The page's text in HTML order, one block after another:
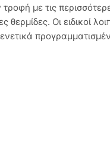
τροφή με τις
θερμίδες. Οι ειδικοί